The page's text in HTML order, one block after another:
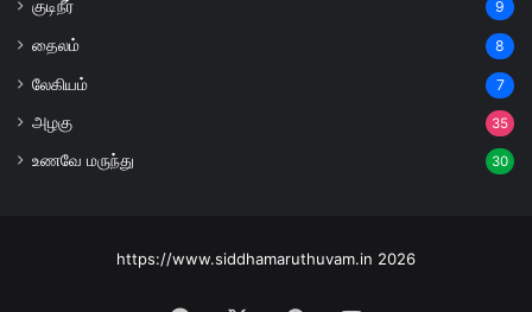
குடிநீர் 9
தைலம் 8
லேகியம் 7
அழகு 35
உணவே மருந்து 30
https://www.siddhamaruthuvam.in 2026